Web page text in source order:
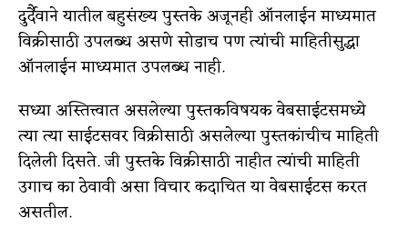
दुर्दैवाने यातील बहुसंख्य पुस्तके अजूनही ऑनलाईन माध्यमात
विक्रीसाठी उपलब्ध असणे सोडाच पण त्यांची माहितीसुद्धा
ऑनलाईन माध्यमात उपलब्ध नाही.
सध्या अस्तित्त्वात असलेल्या पुस्तकविषयक वेबसाईटसमध्ये
त्या त्या साईटसवर विक्रीसाठी असलेल्या पुस्तकांचीच माहिती
दिलेली दिसते. जी पुस्तके विक्रीसाठी नाहीत त्यांची माहिती
उगाच का ठेवावी असा विचार कदाचित या वेबसाईटस करत
असतील.